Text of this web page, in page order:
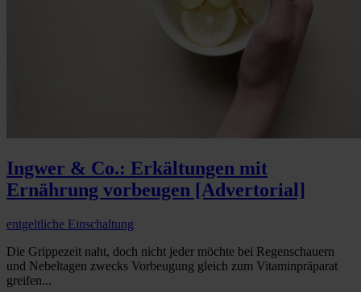
Ingwer & Co.: Erkältungen mit
Ernährung vorbeugen [Advertorial]
entgeltliche Einschaltung
Die Grippezeit naht, doch nicht jeder möchte bei Regenschauern
und Nebeltagen zwecks Vorbeugung gleich zum Vitaminpräparat
greifen...